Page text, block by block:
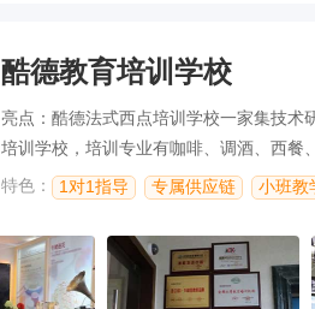
酷德教育培训学校
亮点：酷德法式西点培训学校一家集技术
培训学校，培训专业有咖啡、调酒、西餐
特色：
1对1指导 专属供应链 小班教